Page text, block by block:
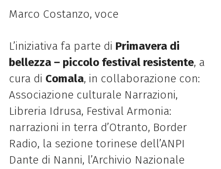
Marco Costanzo, voce
L’iniziativa fa parte di Primavera di
bellezza – piccolo festival resistente, a
cura di Comala, in collaborazione con:
Associazione culturale Narrazioni,
Libreria Idrusa, Festival Armonia:
narrazioni in terra d’Otranto, Border
Radio, la sezione torinese dell’ANPI
Dante di Nanni, l’Archivio Nazionale